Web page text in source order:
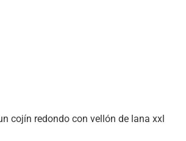
cojín redondo con vellón de lana xxl